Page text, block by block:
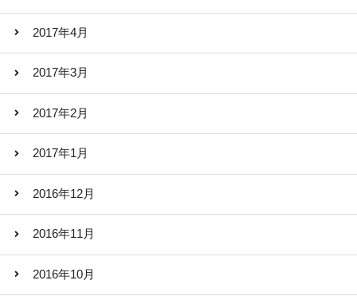
2017年4月
2017年3月
2017年2月
2017年1月
2016年12月
2016年11月
2016年10月